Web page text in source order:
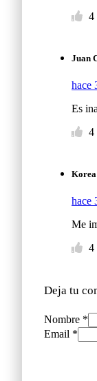
4
Juan
hace
Es
4
hace
Me
4
Deja tu
Nombre *
Email *